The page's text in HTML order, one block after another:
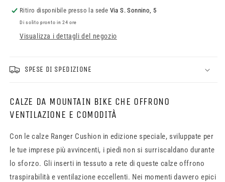
Ritiro disponibile presso la sede Via S. Sonnino, 5
Di solito pronto in 24 ore
Visualizza i dettagli del negozio
SPESE DI SPEDIZIONE
CALZE DA MOUNTAIN BIKE CHE OFFRONO
VENTILAZIONE E COMODITÀ
Con le calze Ranger Cushion in edizione speciale, sviluppate per
le tue imprese più avvincenti, i piedi non si surriscaldano durante
lo sforzo. Gli inserti in tessuto a rete di queste calze offrono
traspirabilità e ventilazione eccellenti. Nei momenti davvero epici